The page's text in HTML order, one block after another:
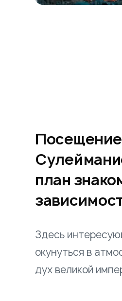
план
Здесь
окунуться в
дух